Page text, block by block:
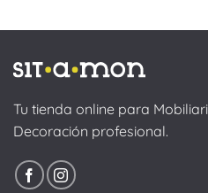
Tu tienda online para
Decoración profesional.